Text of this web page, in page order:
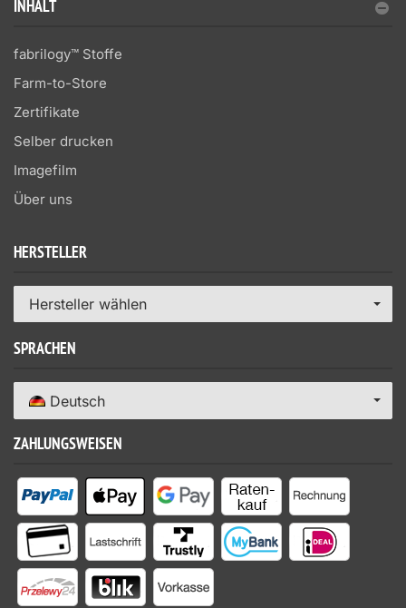
INHALT
fabrilogy™ Stoffe
Farm-to-Store
Zertifikate
Selber drucken
Imagefilm
Über uns
HERSTELLER
Hersteller wählen
SPRACHEN
Deutsch
ZAHLUNGSWEISEN